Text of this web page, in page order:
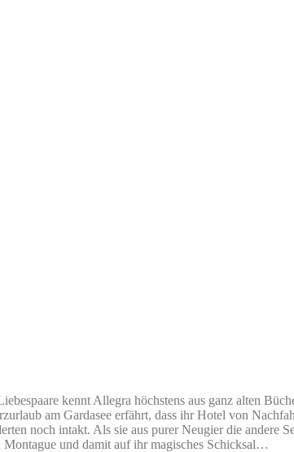
kennt Allegra höchstens aus ganz alten
am Gardasee erfährt, dass ihr Hotel von
noch intakt. Als sie aus purer Neugier die andere
und damit auf ihr magisches Schicksal…